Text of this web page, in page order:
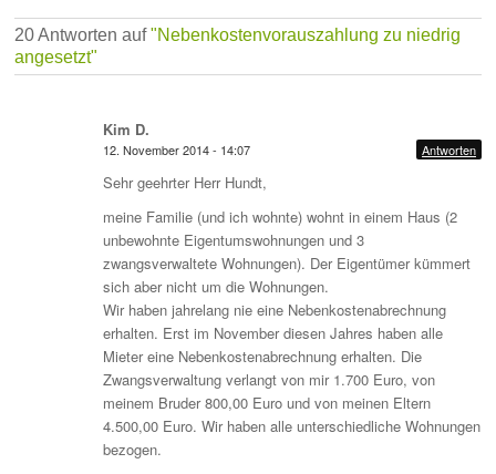
20 Antworten auf"Nebenkostenvorauszahlung zu niedrig
angesetzt"
Kim D.
12. November 2014 - 14:07 Antworten
Sehr geehrter Herr Hundt,
meine Familie (und ich wohnte) wohnt in einem Haus (2
unbewohnte Eigentumswohnungen und 3
zwangsverwaltete Wohnungen). Der Eigentümer kümmert
sich aber nicht um die Wohnungen.
Wir haben jahrelang nie eine Nebenkostenabrechnung
erhalten. Erst im November diesen Jahres haben alle
Mieter eine Nebenkostenabrechnung erhalten. Die
Zwangsverwaltung verlangt von mir 1.700 Euro, von
meinem Bruder 800,00 Euro und von meinen Eltern
4.500,00 Euro. Wir haben alle unterschiedliche Wohnungen
bezogen.